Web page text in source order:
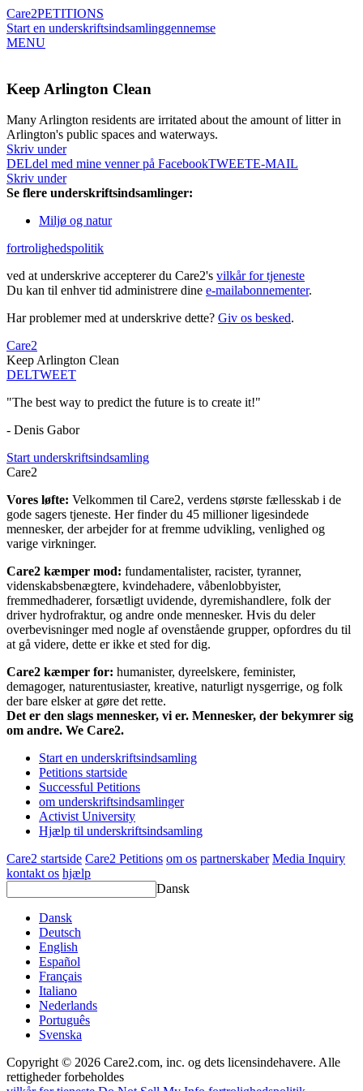
Care2PETITIONS
Start en underskriftsindsamlinggennemse
MENU
Keep Arlington Clean
Many Arlington residents are irritated about the amount of litter in
Arlington's public spaces and waterways.
Skriv under
DELdel med mine venner på FacebookTWEETE-MAIL
Skriv under
Se flere underskriftsindsamlinger:
Miljø og natur
fortrolighedspolitik
ved at underskrive accepterer du Care2's vilkår for tjeneste
Du kan til enhver tid administrere dine e-mailabonnementer.
Har problemer med at underskrive dette? Giv os besked.
Care2
Keep Arlington Clean
DELTWEET
"The best way to predict the future is to create it!"
- Denis Gabor
Start underskriftsindsamling
Care2
Vores løfte: Velkommen til Care2, verdens største fællesskab i de
gode sagers tjeneste. Her finder du 45 millioner ligesindede
mennesker, der arbejder for at fremme udvikling, venlighed og
varige virkninger.
Care2 kæmper mod: fundamentalister, racister, tyranner,
videnskabsbenægtere, kvindehadere, våbenlobbyister,
fremmedhaderer, forsætligt uvidende, dyremishandlere, folk der
driver hydrofraktur, og andre onde mennesker. Hvis du deler
overbevisninger med nogle af ovenstående grupper, opfordres du til
at gå videre, dette er ikke et sted for dig.
Care2 kæmper for: humanister, dyreelskere, feminister,
demagoger, naturentusiaster, kreative, naturligt nysgerrige, og folk
der bare elsker at gøre det rette.
Det er den slags mennesker, vi er. Mennesker, der bekymrer sig
om andre. We Care2.
Start en underskriftsindsamling
Petitions startside
Successful Petitions
om underskriftsindsamlinger
Activist University
Hjælp til underskriftsindsamling
Care2 startside Care2 Petitions om os partnerskaber Media Inquiry
kontakt os hjælp
Dansk
Dansk
Deutsch
English
Español
Français
Italiano
Nederlands
Português
Svenska
Copyright © 2026 Care2.com, inc. og dets licensindehavere. Alle
rettigheder forbeholdes